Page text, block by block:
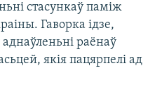
стасункаў паміж
Гаворка ідзе,
раёнаў
якія пацярпелі ад